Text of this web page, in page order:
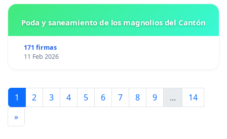
Poda y saneamiento de los magnolios del Cantón
171 firmas
11 Feb 2026
1 2 3 4 5 6 7 8 9 ...
14
»